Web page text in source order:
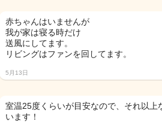
赤ちゃんはいませんが
我が家は寝る時だけ
送風にしてます。
リビングはファンを回してます。
5月13日
室温25度くらいが目安なので、それ以上
います！